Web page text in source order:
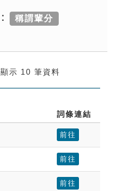
稱謂輩分
示 10 筆資料
詞條連結
前往
前往
前往